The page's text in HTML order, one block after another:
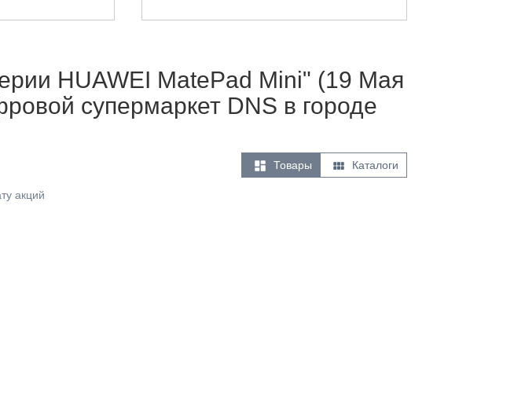
HUAWEI MatePad Mini" (19 Мая
супермаркет DNS в городе
 Товары  Каталоги
акций